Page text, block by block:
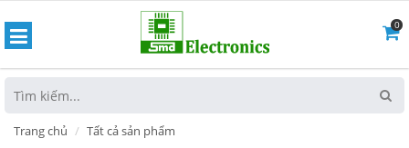
0
Trang chủ Tất cả sản phẩm